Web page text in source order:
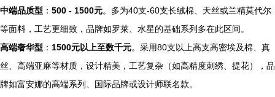
中端品质型 ： 500 - 1500元。多为40支-60支长绒棉、天丝或兰精莫代尔
等面料，工艺更细致，品牌如罗莱、水星的基础系列多在此区间。
高端奢华型 ： 1500元以上至数千元。采用80支以上高支高密埃及棉、真
丝、高端亚麻等材质，设计精美，工艺复杂（如高精度刺绣、提花），品
牌如富安娜的高端系列、国际品牌或设计师联名款。